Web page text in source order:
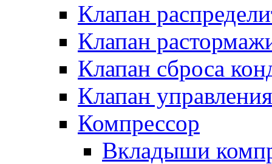
Клапан
Клапан
Клапан сброса
Клапан управления
Компрессор
Вкладыши